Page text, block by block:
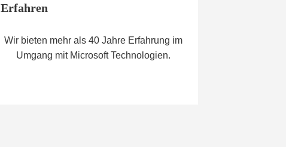
Erfahren
Wir bieten mehr als 40 Jahre Erfahrung im
Umgang mit Microsoft Technologien.